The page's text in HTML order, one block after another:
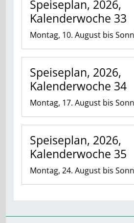
Speiseplan, 2026,
Kalenderwoche 33
Montag, 10. August bis
Speiseplan, 2026,
Kalenderwoche 34
Montag, 17. August bis
Speiseplan, 2026,
Kalenderwoche 35
Montag, 24. August bis